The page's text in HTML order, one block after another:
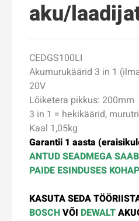
aku/
CEDGS100LI
Akumurukäärid 3 in 1
20V
Lõiketera pikkus: 200mm
3 in 1 = hekikäärid,
Kaal 1,05kg
Garantii 1 aasta
ANTUD SEADMEGA
PAIDE ESINDUSES
KASUTA SEDA
BOSCHVÕI DEWALT